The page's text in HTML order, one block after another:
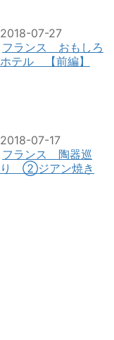
2018-07-27
フランス おもしろ
ホテル 【前編】
2018-07-17
フランス 陶器巡
り ②ジアン焼き